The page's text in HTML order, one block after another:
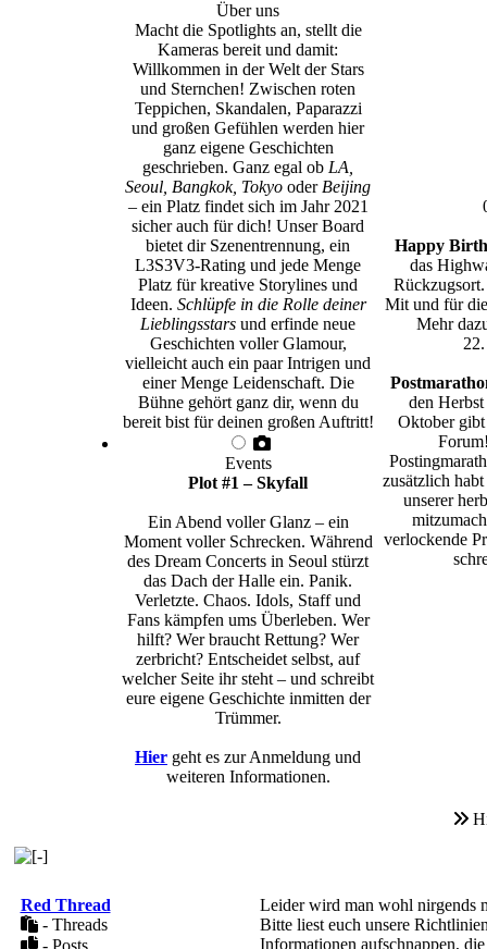
Über uns
Macht die Spotlights an, stellt die
Kameras bereit und damit:
Willkommen in der Welt der Stars
und Sternchen! Zwischen roten
Teppichen, Skandalen, Paparazzi
und großen Gefühlen werden hier
ganz eigene Geschichten
geschrieben. Ganz egal ob LA,
Seoul, Bangkok, Tokyo oder Beijing
– ein Platz findet sich im Jahr 2021
sicher auch für dich! Unser Board
bietet dir Szenentrennung, ein
L3S3V3-Rating und jede Menge
Platz für kreative Storylines und
Ideen. Schlüpfe in die Rolle deiner
Lieblingsstars und erfinde neue
Geschichten voller Glamour,
vielleicht auch ein paar Intrigen und
einer Menge Leidenschaft. Die
Bühne gehört ganz dir, wenn du
bereit bist für deinen großen Auftritt!
Events
Plot #1 – Skyfall
Ein Abend voller Glanz – ein
Moment voller Schrecken. Während
des Dream Concerts in Seoul stürzt
das Dach der Halle ein. Panik.
Verletzte. Chaos. Idols, Staff und
Fans kämpfen ums Überleben. Wer
hilft? Wer braucht Rettung? Wer
zerbricht? Entscheidet selbst, auf
welcher Seite ihr steht – und schreibt
eure eigene Geschichte inmitten der
Trümmer.
Hier geht es zur Anmeldung und
weiteren Informationen.
Happy
das
Mit und für
Mehr
den
Oktober
zusätzlich
unserer
verlockende
Red Thread
- Threads
- Posts
Leider wird man wohl nirgends
Bitte liest euch unsere
Informationen aufschnappen,